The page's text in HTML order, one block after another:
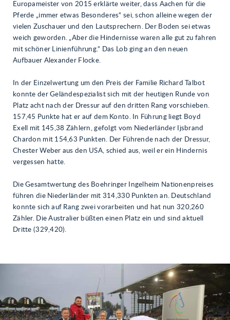
Europameister von 2015 erklärte weiter, dass Aachen für die
Pferde „immer etwas Besonderes“ sei, schon alleine wegen der
vielen Zuschauer und den Lautsprechern. Der Boden sei etwas
weich geworden. „Aber die Hindernisse waren alle gut zu fahren
mit schöner Linienführung.“ Das Lob ging an den neuen
Aufbauer Alexander Flocke.
In der Einzelwertung um den Preis der Familie Richard Talbot
konnte der Geländespezialist sich mit der heutigen Runde von
Platz acht nach der Dressur auf den dritten Rang vorschieben.
157,45 Punkte hat er auf dem Konto. In Führung liegt Boyd
Exell mit 145,38 Zählern, gefolgt vom Niederländer Ijsbrand
Chardon mit 154,63 Punkten. Der Führende nach der Dressur,
Chester Weber aus den USA, schied aus, weil er ein Hindernis
vergessen hatte.
Die Gesamtwertung des Boehringer Ingelheim Nationenpreises
führen die Niederländer mit 314,330 Punkten an. Deutschland
konnte sich auf Rang zwei vorarbeiten und hat nun 320,260
Zähler. Die Australier büßten einen Platz ein und sind aktuell
Dritte (329,420).